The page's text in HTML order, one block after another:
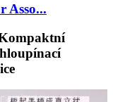
Asso...